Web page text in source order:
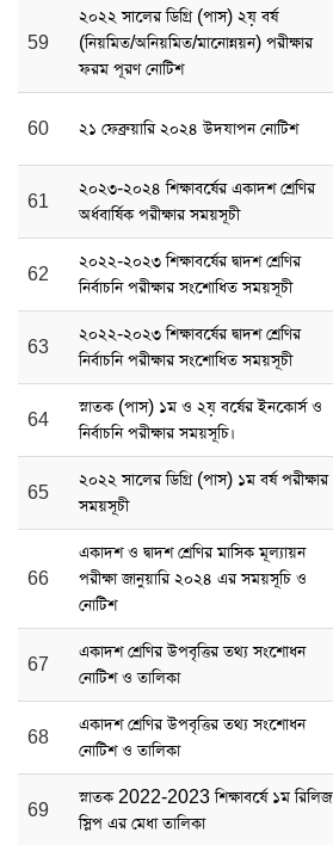
59
২০২২ সালের ডিগ্রি (পাস) ২য় বর্ষ
(নিয়মিত/অনিয়মিত/মানোন্নয়ন) পরীক্ষার
ফরম পূরণ নোটিশ
60 ২১ ফেব্রুয়ারি ২০২৪ উদযাপন নোটিশ
61
২০২৩-২০২৪ শিক্ষাবর্ষের একাদশ শ্রেণির
অর্ধবার্ষিক পরীক্ষার সময়সূচী
62
২০২২-২০২৩ শিক্ষাবর্ষের দ্বাদশ শ্রেণির
নির্বাচনি পরীক্ষার সংশোধিত সময়সূচী
63
২০২২-২০২৩ শিক্ষাবর্ষের দ্বাদশ শ্রেণির
নির্বাচনি পরীক্ষার সংশোধিত সময়সূচী
64
স্নাতক (পাস) ১ম ও ২য় বর্ষের ইনকোর্স ও
নির্বাচনি পরীক্ষার সময়সূচি।
65
২০২২ সালের ডিগ্রি (পাস) ১ম বর্ষ পরীক্ষার
সময়সূচী
66
একাদশ ও দ্বাদশ শ্রেণির মাসিক মূল্যায়ন
পরীক্ষা জানুয়ারি ২০২৪ এর সময়সূচি ও
নোটিশ
67
একাদশ শ্রেণির উপবৃত্তির তথ্য সংশোধন
নোটিশ ও তালিকা
68
একাদশ শ্রেণির উপবৃত্তির তথ্য সংশোধন
নোটিশ ও তালিকা
69
স্নাতক 2022-2023 শিক্ষাবর্ষে ১ম রিলিজ
স্লিপ এর মেধা তালিকা